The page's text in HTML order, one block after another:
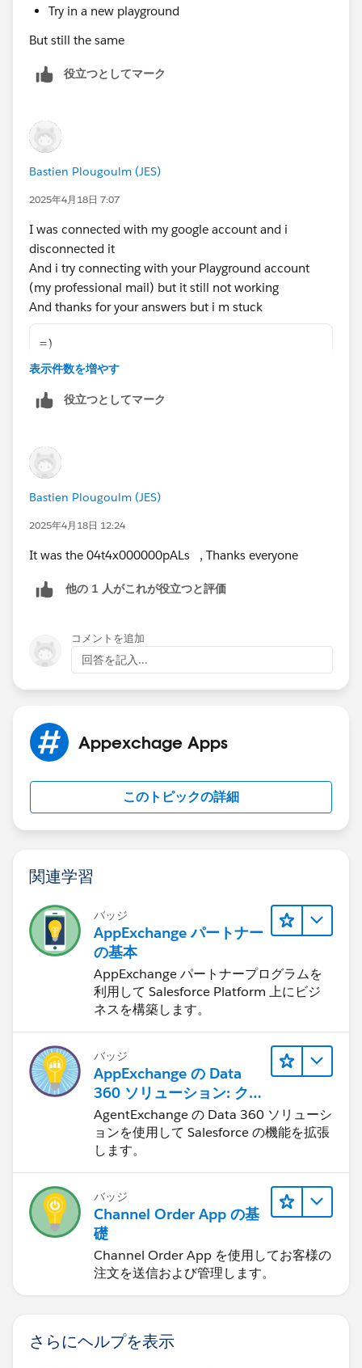
Try in a new playground
But still the same
役立つとしてマーク
Bastien Plougoulm (JES)
2025年4月18日 7:07
I was connected with my google account and i
disconnected it
And i try connecting with your Playground account
(my professional mail) but it still not working
And thanks for your answers but i m stuck
=)
表示件数を増やす
役立つとしてマーク
Bastien Plougoulm (JES)
2025年4月18日 12:24
It was the 04t4x000000pALs , Thanks everyone
他の 1 人がこれが役立つと評価
コメントを追加
回答を記入...
Appexchage Apps
このトピックの詳細
関連学習
バッジ
AppExchange パートナー
の基本
AppExchange パートナープログラムを
利用して Salesforce Platform 上にビジ
ネスを構築します。
バッジ
AppExchange の Data
360 ソリューション: クイ
ックルック
AgentExchange の Data 360 ソリューシ
ョンを使用して Salesforce の機能を拡張
します。
バッジ
Channel Order App の基
礎
Channel Order App を使用してお客様の
注文を送信および管理します。
さらにヘルプを表示